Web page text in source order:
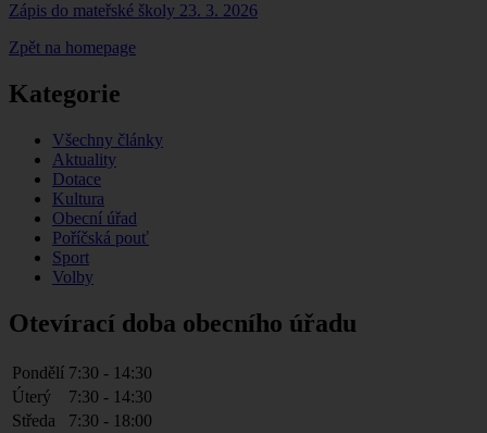
Zápis do mateřské školy 23. 3. 2026
Zpět na homepage
Kategorie
Všechny články
Aktuality
Dotace
Kultura
Obecní úřad
Poříčská pouť
Sport
Volby
Otevírací doba obecního úřadu
Pondělí 7:30 - 14:30
Úterý
7:30 - 14:30
Středa
7:30 - 18:00